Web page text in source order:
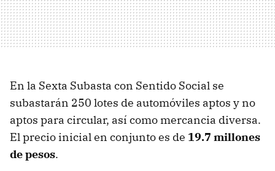
En la Sexta Subasta con Sentido Social se
subastarán 250 lotes de automóviles aptos y no
aptos para circular, así como mercancia diversa.
El precio inicial en conjunto es de 19.7 millones
de pesos.